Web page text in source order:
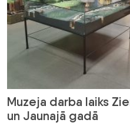
Muzeja darba laiks
un Jaunajā gadā